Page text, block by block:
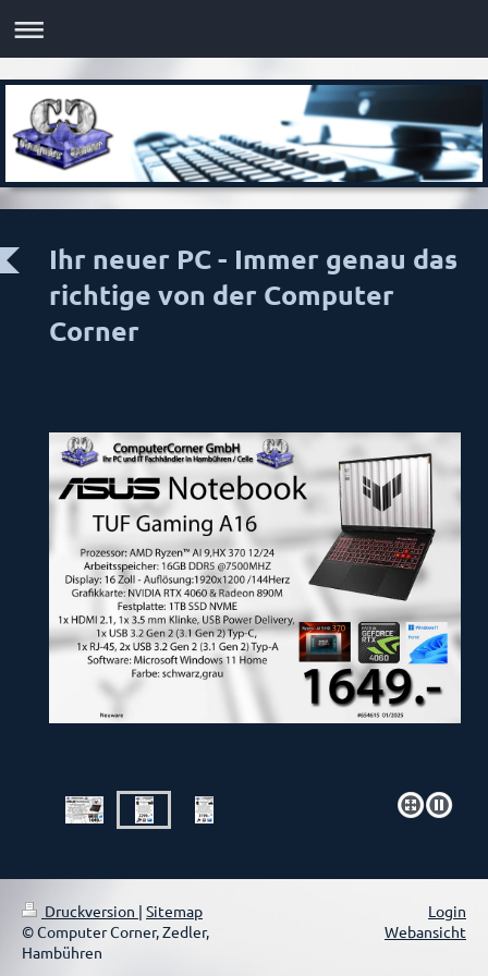
Ihr neuer PC - Immer genau das
richtige von der Computer
Corner
Druckversion | Sitemap
© Computer Corner, Zedler,
Hambühren
Login
Webansicht